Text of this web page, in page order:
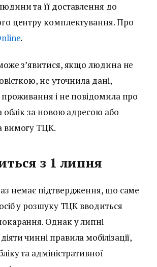
та її доставлення до
центру комплектування. Про
.
з’явитися, якщо людина не
не уточнила дані,
проживання і не повідомила про
облік за новою адресою або
вимогу ТЦК.
з 1 липня
немає підтвердження, що саме
у розшуку ТЦК вводиться
Однак у липні
чинні правила мобілізації,
та адміністративної